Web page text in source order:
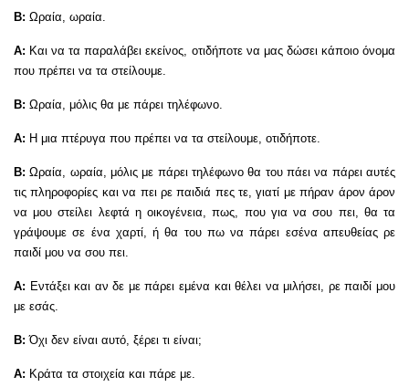
Β: Ωραία, ωραία.
Α: Και να τα παραλάβει εκείνος, οτιδήποτε να μας δώσει κάποιο όνομα
που πρέπει να τα στείλουμε.
Β: Ωραία, μόλις θα με πάρει τηλέφωνο.
Α: Η μια πτέρυγα που πρέπει να τα στείλουμε, οτιδήποτε.
Β: Ωραία, ωραία, μόλις με πάρει τηλέφωνο θα του πάει να πάρει αυτές
τις πληροφορίες και να πει ρε παιδιά πες τε, γιατί με πήραν άρον άρον
να μου στείλει λεφτά η οικογένεια, πως, που για να σου πει, θα τα
γράψουμε σε ένα χαρτί, ή θα του πω να πάρει εσένα απευθείας ρε
παιδί μου να σου πει.
Α: Εντάξει και αν δε με πάρει εμένα και θέλει να μιλήσει, ρε παιδί μου
με εσάς.
Β: Όχι δεν είναι αυτό, ξέρει τι είναι;
Α: Κράτα τα στοιχεία και πάρε με.